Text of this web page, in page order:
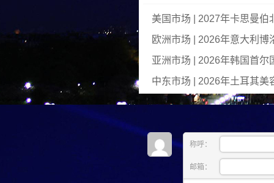
美国市场 | 2027年卡思曼伯
欧洲市场 | 2026年意大利博
亚洲市场 | 2026年韩国首尔
中东市场 | 2026年土耳其美
称呼：
邮箱：